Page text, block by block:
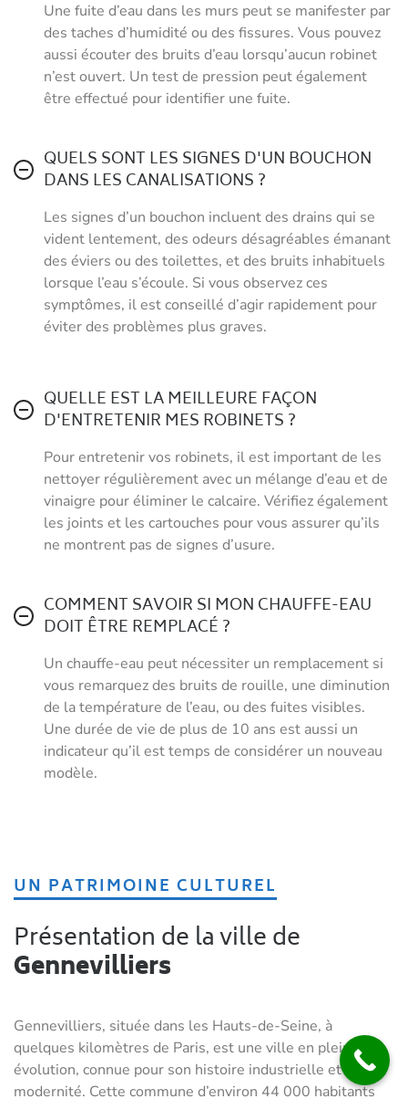
Une fuite d’eau dans les murs peut se manifester par
des taches d’humidité ou des fissures. Vous pouvez
aussi écouter des bruits d’eau lorsqu’aucun robinet
n’est ouvert. Un test de pression peut également
être effectué pour identifier une fuite.
QUELS SONT LES SIGNES D'UN BOUCHON
DANS LES CANALISATIONS ?
Les signes d’un bouchon incluent des drains qui se
vident lentement, des odeurs désagréables émanant
des éviers ou des toilettes, et des bruits inhabituels
lorsque l’eau s’écoule. Si vous observez ces
symptômes, il est conseillé d’agir rapidement pour
éviter des problèmes plus graves.
QUELLE EST LA MEILLEURE FAÇON
D'ENTRETENIR MES ROBINETS ?
Pour entretenir vos robinets, il est important de les
nettoyer régulièrement avec un mélange d’eau et de
vinaigre pour éliminer le calcaire. Vérifiez également
les joints et les cartouches pour vous assurer qu’ils
ne montrent pas de signes d’usure.
COMMENT SAVOIR SI MON CHAUFFE-EAU
DOIT ÊTRE REMPLACÉ ?
Un chauffe-eau peut nécessiter un remplacement si
vous remarquez des bruits de rouille, une diminution
de la température de l’eau, ou des fuites visibles.
Une durée de vie de plus de 10 ans est aussi un
indicateur qu’il est temps de considérer un nouveau
modèle.
UN PATRIMOINE CULTUREL
Présentation de la ville de
Gennevilliers
Gennevilliers, située dans les Hauts-de-Seine, à
quelques kilomètres de Paris, est une ville en pleine
évolution, connue pour son histoire industrielle et sa
modernité. Cette commune d’environ 44 000 habitants